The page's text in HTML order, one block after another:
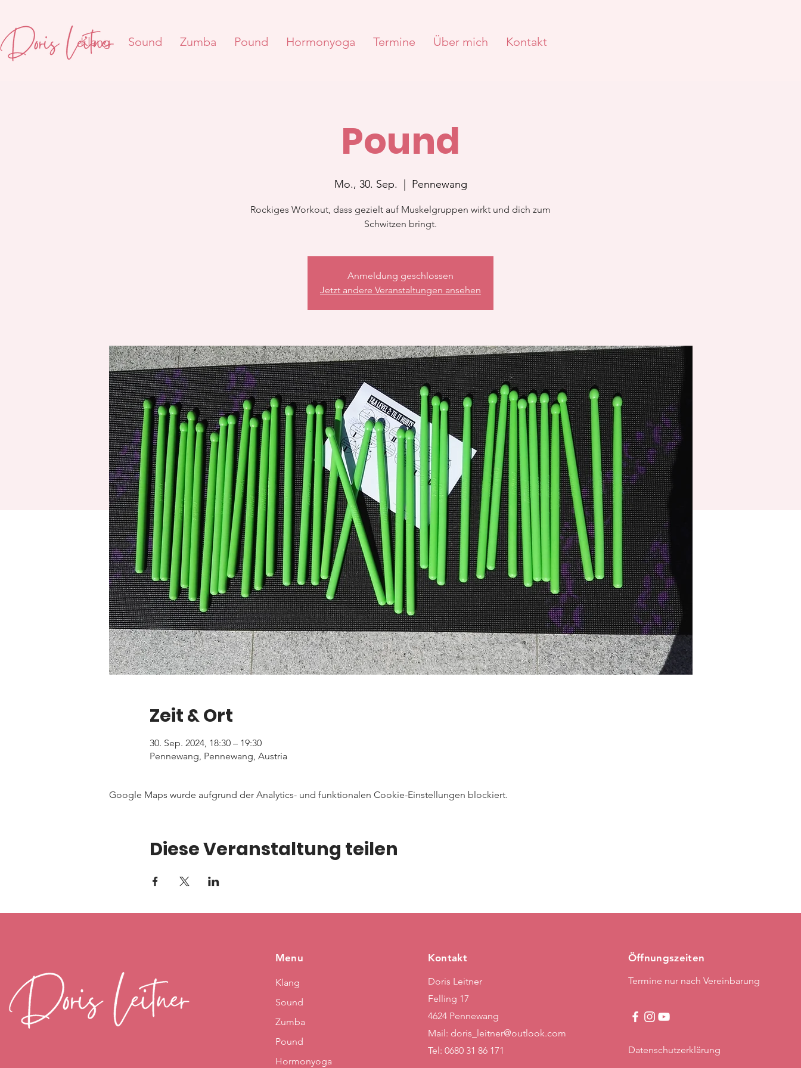
Klang Sound Zumba Pound Hormonyoga Termine Über mich Kontakt
Pound
Mo., 30. Sep. Pennewang
Rockiges Workout, dass gezielt auf Muskelgruppen wirkt und dich zum
Schwitzen bringt.
Anmeldung geschlossen
Jetzt andere Veranstaltungen ansehen
Zeit & Ort
30. Sep. 2024, 18:30 – 19:30
Pennewang, Pennewang, Austria
Google Maps wurde aufgrund der Analytics- und funktionalen Cookie-Einstellungen blockiert.
Diese Veranstaltung teilen
Menu
Klang
Sound
Zumba
Pound
Hormonyoga
Kontakt
Doris Leitner
Felling 17
4624 Pennewang
Mail: doris_leitner@outlook.com
Tel: 0680 31 86 171
Öffnungszeiten
Termine nur nach Vereinbarung
Datenschutzerklärung